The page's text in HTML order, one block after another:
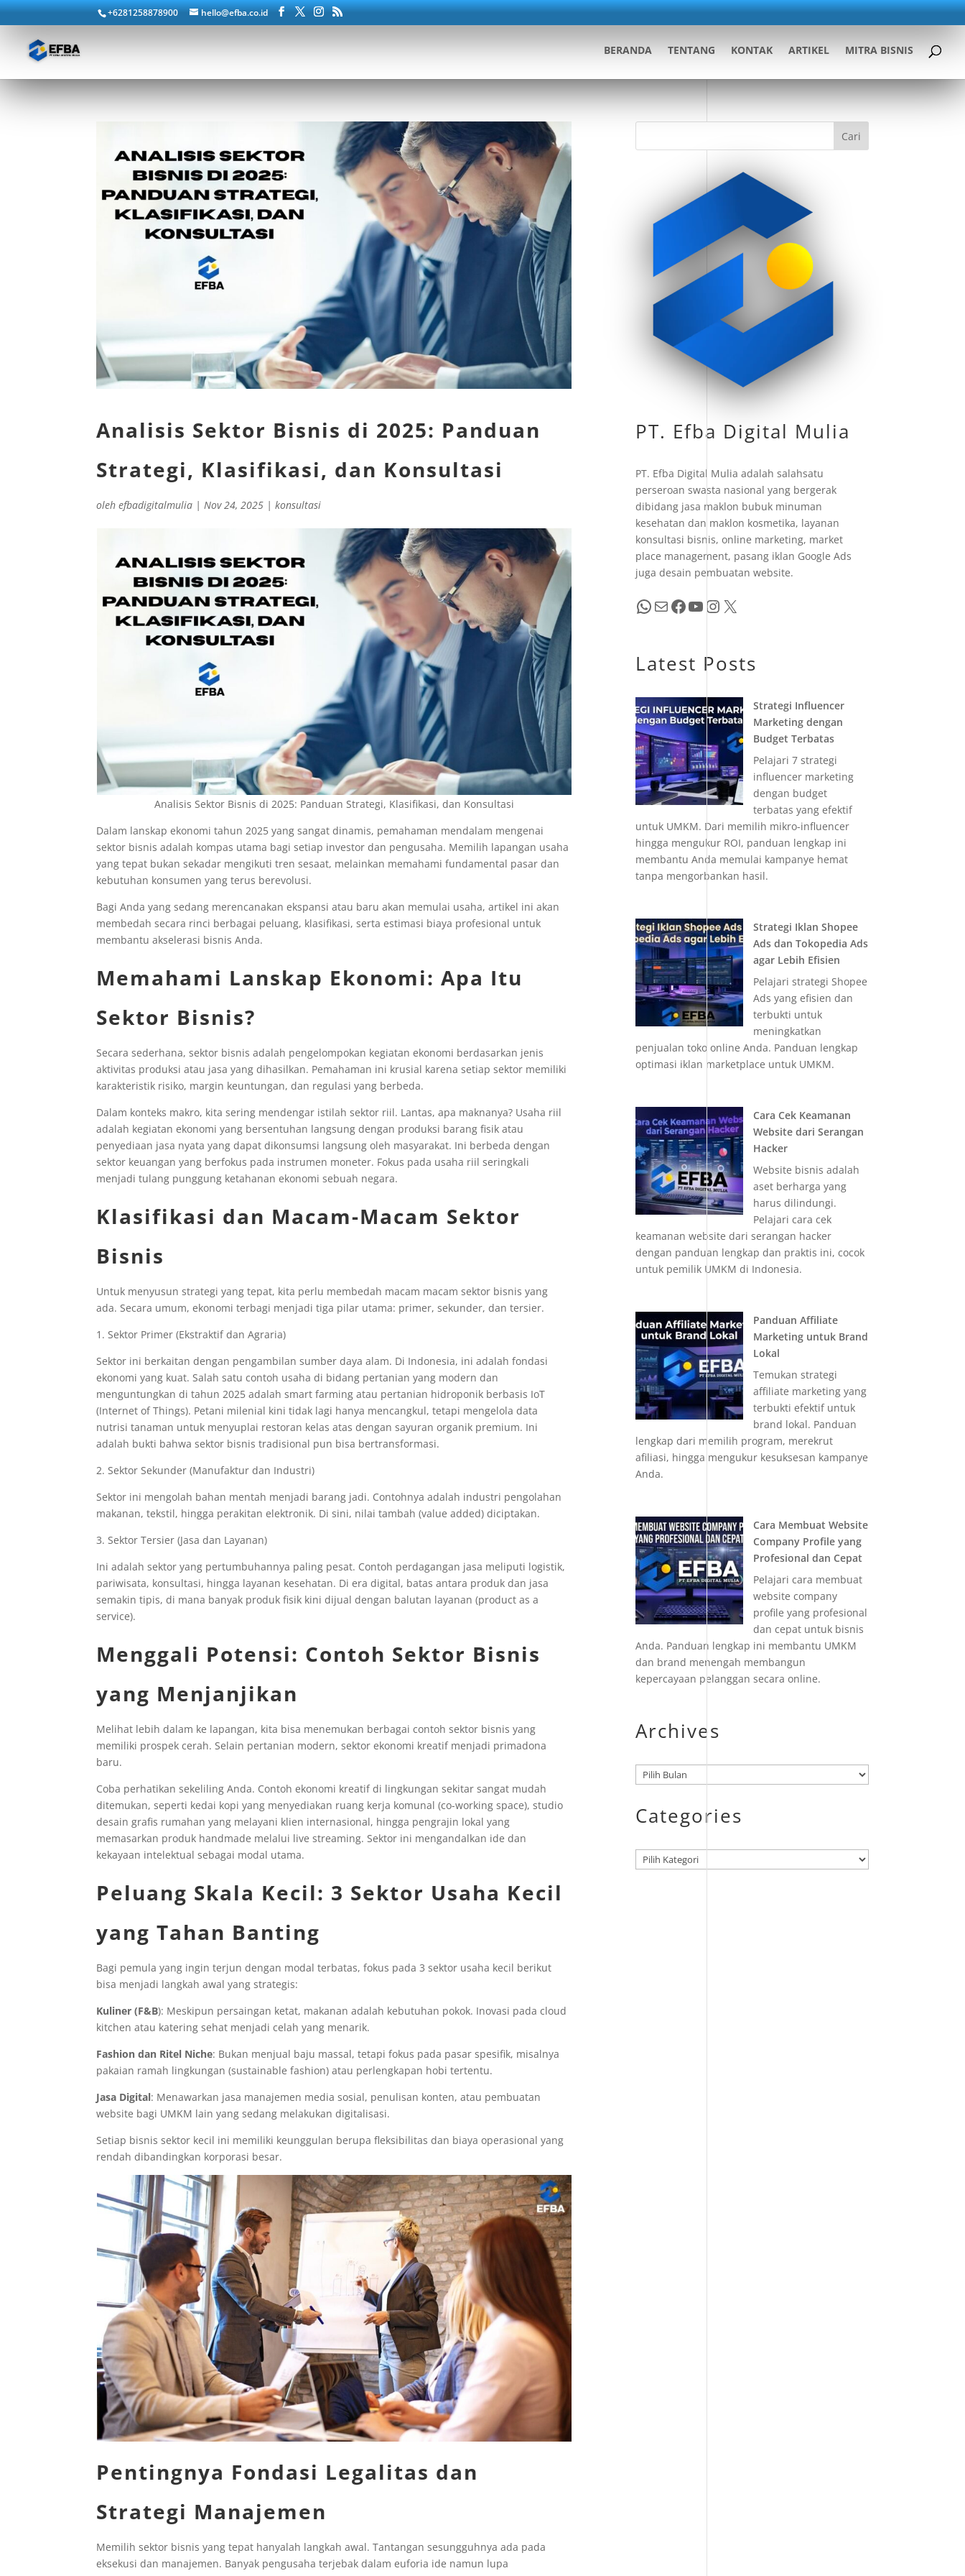
+6281258878900 hello@efba.co.id
BERANDA TENTANG KONTAK ARTIKEL MITRA BISNIS
Analisis Sektor Bisnis di 2025: Panduan
Strategi, Klasifikasi, dan Konsultasi
olehefbadigitalmulia | Nov 24, 2025 |konsultasi
Analisis Sektor Bisnis di 2025: Panduan Strategi, Klasifikasi, dan Konsultasi
Dalam lanskap ekonomi tahun 2025 yang sangat dinamis, pemahaman mendalam mengenai
sektor bisnis adalah kompas utama bagi setiap investor dan pengusaha. Memilih lapangan usaha
yang tepat bukan sekadar mengikuti tren sesaat, melainkan memahami fundamental pasar dan
kebutuhan konsumen yang terus berevolusi.
Bagi Anda yang sedang merencanakan ekspansi atau baru akan memulai usaha, artikel ini akan
membedah secara rinci berbagai peluang, klasifikasi, serta estimasi biaya profesional untuk
membantu akselerasi bisnis Anda.
Memahami Lanskap Ekonomi: Apa Itu
Sektor Bisnis?
Secara sederhana, sektor bisnis adalah pengelompokan kegiatan ekonomi berdasarkan jenis
aktivitas produksi atau jasa yang dihasilkan. Pemahaman ini krusial karena setiap sektor memiliki
karakteristik risiko, margin keuntungan, dan regulasi yang berbeda.
Dalam konteks makro, kita sering mendengar istilah sektor riil. Lantas, apa maknanya? Usaha riil
adalah kegiatan ekonomi yang bersentuhan langsung dengan produksi barang fisik atau
penyediaan jasa nyata yang dapat dikonsumsi langsung oleh masyarakat. Ini berbeda dengan
sektor keuangan yang berfokus pada instrumen moneter. Fokus pada usaha riil seringkali
menjadi tulang punggung ketahanan ekonomi sebuah negara.
Klasifikasi dan Macam-Macam Sektor
Bisnis
Untuk menyusun strategi yang tepat, kita perlu membedah macam macam sektor bisnis yang
ada. Secara umum, ekonomi terbagi menjadi tiga pilar utama: primer, sekunder, dan tersier.
1. Sektor Primer (Ekstraktif dan Agraria)
Sektor ini berkaitan dengan pengambilan sumber daya alam. Di Indonesia, ini adalah fondasi
ekonomi yang kuat. Salah satu contoh usaha di bidang pertanian yang modern dan
menguntungkan di tahun 2025 adalah smart farming atau pertanian hidroponik berbasis IoT
(Internet of Things). Petani milenial kini tidak lagi hanya mencangkul, tetapi mengelola data
nutrisi tanaman untuk menyuplai restoran kelas atas dengan sayuran organik premium. Ini
adalah bukti bahwa sektor bisnis tradisional pun bisa bertransformasi.
2. Sektor Sekunder (Manufaktur dan Industri)
Sektor ini mengolah bahan mentah menjadi barang jadi. Contohnya adalah industri pengolahan
makanan, tekstil, hingga perakitan elektronik. Di sini, nilai tambah (value added) diciptakan.
3. Sektor Tersier (Jasa dan Layanan)
Ini adalah sektor yang pertumbuhannya paling pesat. Contoh perdagangan jasa meliputi logistik,
pariwisata, konsultasi, hingga layanan kesehatan. Di era digital, batas antara produk dan jasa
semakin tipis, di mana banyak produk fisik kini dijual dengan balutan layanan (product as a
service).
Menggali Potensi: Contoh Sektor Bisnis
yang Menjanjikan
Melihat lebih dalam ke lapangan, kita bisa menemukan berbagai contoh sektor bisnis yang
memiliki prospek cerah. Selain pertanian modern, sektor ekonomi kreatif menjadi primadona
baru.
Coba perhatikan sekeliling Anda. Contoh ekonomi kreatif di lingkungan sekitar sangat mudah
ditemukan, seperti kedai kopi yang menyediakan ruang kerja komunal (co-working space), studio
desain grafis rumahan yang melayani klien internasional, hingga pengrajin lokal yang
memasarkan produk handmade melalui live streaming. Sektor ini mengandalkan ide dan
kekayaan intelektual sebagai modal utama.
Peluang Skala Kecil: 3 Sektor Usaha Kecil
yang Tahan Banting
Bagi pemula yang ingin terjun dengan modal terbatas, fokus pada 3 sektor usaha kecil berikut
bisa menjadi langkah awal yang strategis:
Kuliner (F&B): Meskipun persaingan ketat, makanan adalah kebutuhan pokok. Inovasi pada cloud
kitchen atau katering sehat menjadi celah yang menarik.
Fashion dan Ritel Niche: Bukan menjual baju massal, tetapi fokus pada pasar spesifik, misalnya
pakaian ramah lingkungan (sustainable fashion) atau perlengkapan hobi tertentu.
Jasa Digital: Menawarkan jasa manajemen media sosial, penulisan konten, atau pembuatan
website bagi UMKM lain yang sedang melakukan digitalisasi.
Setiap bisnis sektor kecil ini memiliki keunggulan berupa fleksibilitas dan biaya operasional yang
rendah dibandingkan korporasi besar.
Pentingnya Fondasi Legalitas dan
Strategi Manajemen
Memilih sektor bisnis yang tepat hanyalah langkah awal. Tantangan sesungguhnya ada pada
eksekusi dan manajemen. Banyak pengusaha terjebak dalam euforia ide namun lupa
Cari
PT. Efba Digital Mulia
PT. Efba Digital Mulia adalah salahsatu
perseroan swasta nasional yang bergerak
dibidang jasa maklon bubuk minuman
kesehatan dan maklon kosmetika, layanan
konsultasi bisnis, online marketing, market
place management, pasang iklan Google Ads
juga desain pembuatan website.
WhatsApp Mail Facebook YouTube InstagramX
Latest Posts
Strategi Influencer
Marketing dengan
Budget Terbatas
Pelajari 7 strategi
influencer marketing
dengan budget
terbatas yang efektif
untuk UMKM. Dari memilih mikro-influencer
hingga mengukur ROI, panduan lengkap ini
membantu Anda memulai kampanye hemat
tanpa mengorbankan hasil.
Strategi Iklan Shopee
Ads dan Tokopedia Ads
agar Lebih Efisien
Pelajari strategi Shopee
Ads yang efisien dan
terbukti untuk
meningkatkan
penjualan toko online Anda. Panduan lengkap
optimasi iklan marketplace untuk UMKM.
Cara Cek Keamanan
Website dari Serangan
Hacker
Website bisnis adalah
aset berharga yang
harus dilindungi.
Pelajari cara cek
keamanan website dari serangan hacker
dengan panduan lengkap dan praktis ini, cocok
untuk pemilik UMKM di Indonesia.
Panduan Affiliate
Marketing untuk Brand
Lokal
Temukan strategi
affiliate marketing yang
terbukti efektif untuk
brand lokal. Panduan
lengkap dari memilih program, merekrut
afiliasi, hingga mengukur kesuksesan kampanye
Anda.
Cara Membuat Website
Company Profile yang
Profesional dan Cepat
Pelajari cara membuat
website company
profile yang profesional
dan cepat untuk bisnis
Anda. Panduan lengkap ini membantu UMKM
dan brand menengah membangun
kepercayaan pelanggan secara online.
Archives
Arsip
Categories
Kategori